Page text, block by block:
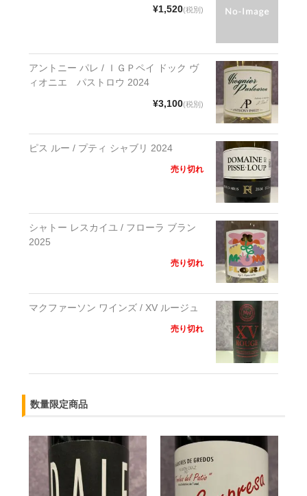
¥1,520(税別)
アントニー パレ / ＩＧＰペイ ドック ヴ
ィオニエ パストロウ 2024
¥3,100(税別)
ピス ルー / プティ シャブリ 2024
売り切れ
シャトー レスカイユ / フローラ ブラン
2025
売り切れ
マクファーソン ワインズ / XV ルージュ
売り切れ
数量限定商品